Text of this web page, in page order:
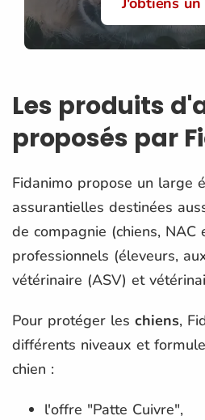
Les produits
proposés par
Fidanimo propose un large
assurantielles destinées
de compagnie (chiens, NAC
professionnels (éleveurs,
vétérinaire (ASV) et
Pour protéger les chiens,
différents niveaux et
chien :
l'offre "Patte Cuivre",